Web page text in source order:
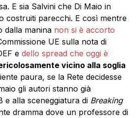
E sia Salvini che Di Maio in
costruiti parecchi. E così mentre
dalla manina non si è accorto
UE sulla nota di
e dello spread che oggi è
vicino alla soglia
paura, se la Rete decidesse
gli autori stanno già
e alla sceneggiatura di Breaking
dramma dove un professore di